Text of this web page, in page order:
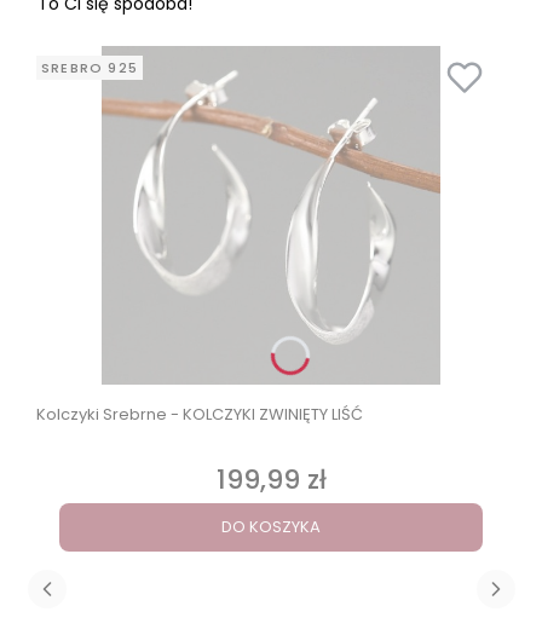
SREBRO 925
Kolczyki Srebrne - KOLCZYKI ZWINIĘTY LIŚĆ
Cena
199,99 zł
DO KOSZYKA